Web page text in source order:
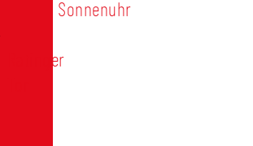
Sonnenuhr
Ratinger